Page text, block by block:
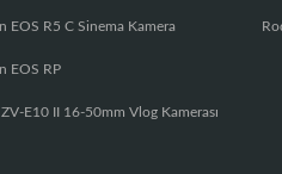
EOS R5 C Sinema Kamera
EOS RP
E10 II 16-50mm Vlog Kamerası